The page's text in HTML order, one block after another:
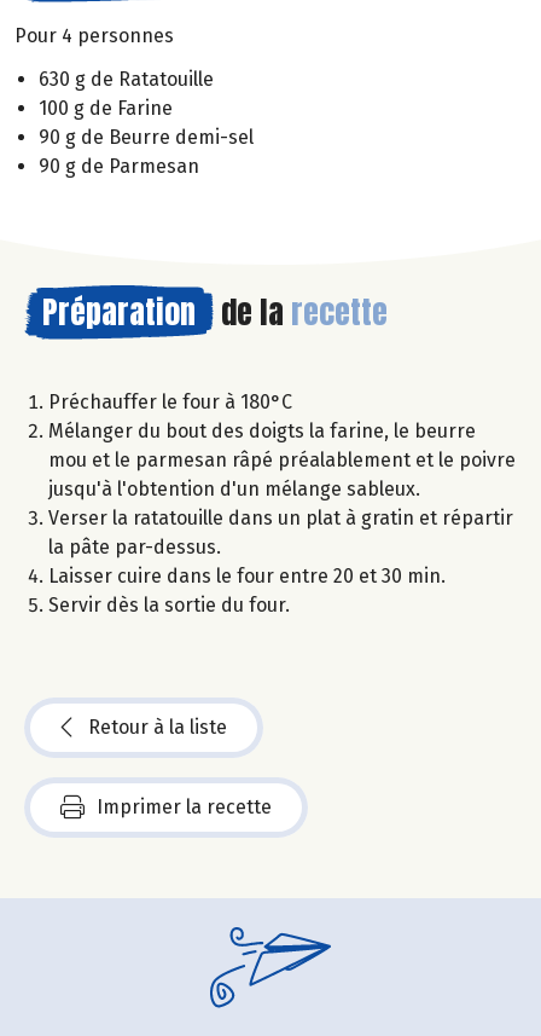
Pour 4 personnes
630 g de Ratatouille
100 g de Farine
90 g de Beurre demi-sel
90 g de Parmesan
Préparation de la recette
Préchauffer le four à 180°C
Mélanger du bout des doigts la farine, le beurre
mou et le parmesan râpé préalablement et le poivre
jusqu'à l'obtention d'un mélange sableux.
Verser la ratatouille dans un plat à gratin et répartir
la pâte par-dessus.
Laisser cuire dans le four entre 20 et 30 min.
Servir dès la sortie du four.
Retour à la liste
Imprimer la recette